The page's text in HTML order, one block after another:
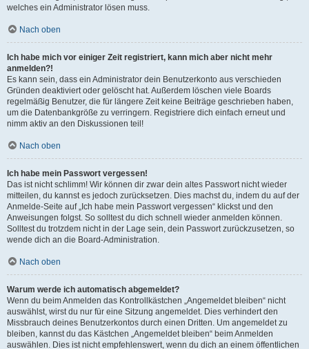
welches ein Administrator lösen muss.
Nach oben
Ich habe mich vor einiger Zeit registriert, kann mich aber nicht mehr
anmelden?!
Es kann sein, dass ein Administrator dein Benutzerkonto aus verschieden
Gründen deaktiviert oder gelöscht hat. Außerdem löschen viele Boards
regelmäßig Benutzer, die für längere Zeit keine Beiträge geschrieben haben,
um die Datenbankgröße zu verringern. Registriere dich einfach erneut und
nimm aktiv an den Diskussionen teil!
Nach oben
Ich habe mein Passwort vergessen!
Das ist nicht schlimm! Wir können dir zwar dein altes Passwort nicht wieder
mitteilen, du kannst es jedoch zurücksetzen. Dies machst du, indem du auf der
Anmelde-Seite auf „Ich habe mein Passwort vergessen“ klickst und den
Anweisungen folgst. So solltest du dich schnell wieder anmelden können.
Solltest du trotzdem nicht in der Lage sein, dein Passwort zurückzusetzen, so
wende dich an die Board-Administration.
Nach oben
Warum werde ich automatisch abgemeldet?
Wenn du beim Anmelden das Kontrollkästchen „Angemeldet bleiben“ nicht
auswählst, wirst du nur für eine Sitzung angemeldet. Dies verhindert den
Missbrauch deines Benutzerkontos durch einen Dritten. Um angemeldet zu
bleiben, kannst du das Kästchen „Angemeldet bleiben“ beim Anmelden
auswählen. Dies ist nicht empfehlenswert, wenn du dich an einem öffentlichen